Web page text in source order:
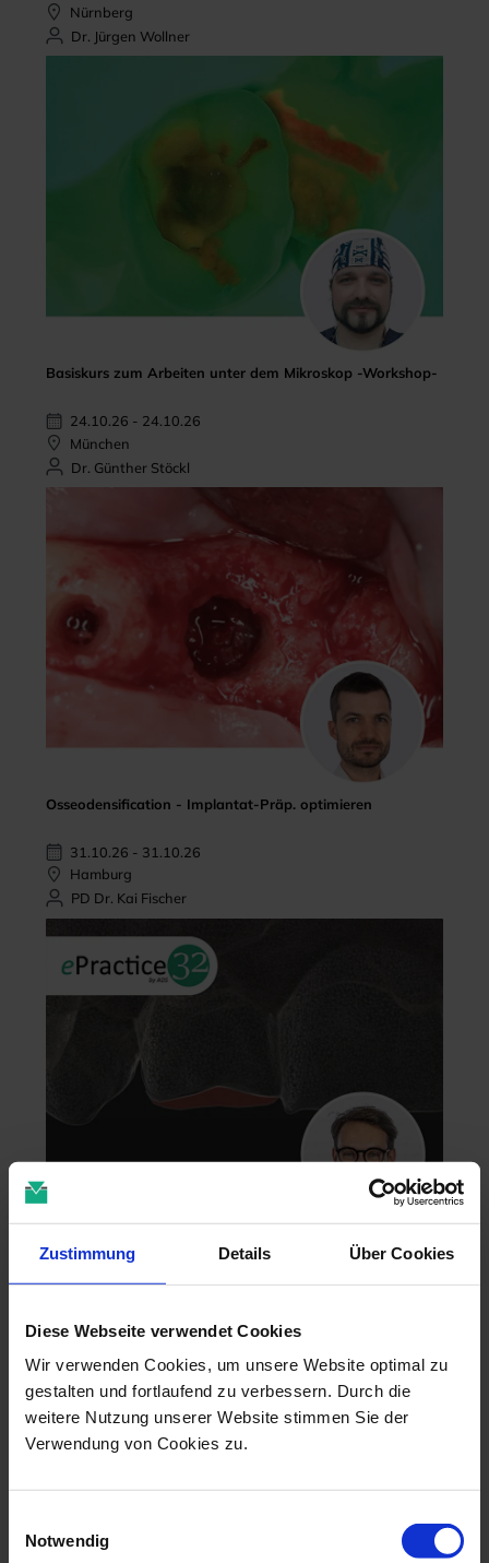
Zustimmung Details Über Cookies
Diese Webseite verwendet Cookies
Wir verwenden Cookies, um unsere Website optimal zu
gestalten und fortlaufend zu verbessern. Durch die
weitere Nutzung unserer Website stimmen Sie der
Verwendung von Cookies zu.
Notwendig
Nürnberg
Dr. Jürgen Wollner
Basiskurs zum Arbeiten unter dem Mikroskop -Workshop-
24.10.26 - 24.10.26
München
Dr. Günther Stöckl
Osseodensification - Implantat-Präp. optimieren
31.10.26 - 31.10.26
Hamburg
PD Dr. Kai Fischer
04.11.26 - 04.11.26
Dr. Christian Leonhardt